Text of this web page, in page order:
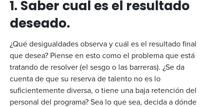
1. Saber cual es el resultado
deseado.
¿Qué desigualdades observa y cuál es el resultado final
que desea? Piense en esto como el problema que está
tratando de resolver (el sesgo o las barreras). ¿Se da
cuenta de que su reserva de talento no es lo
suficientemente diversa, o tiene una baja retención del
personal del programa? Sea lo que sea, decida a dónde